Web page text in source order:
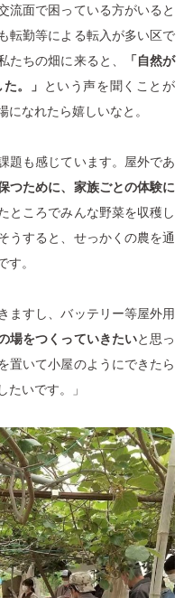
流面で困っている方がいると
転勤等による転入が多い区で
たちの畑に来ると、
「自然が
。」
という声を聞くことが
なれたら嬉しいなと。
題も感じています。屋外であ
つために、家族ごとの体験に
ところでみんな野菜を収穫し
うすると、せっかくの農を通
す。
ますし、バッテリー等屋外用
場をつくっていきたいと思っ
置いて小屋のようにできたら
たいです。」